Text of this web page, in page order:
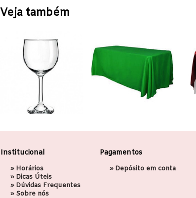
Veja também
Institucional
» Horários
» Dicas Úteis
» Dúvidas Frequentes
» Sobre nós
Pagamentos
» Depósito em conta